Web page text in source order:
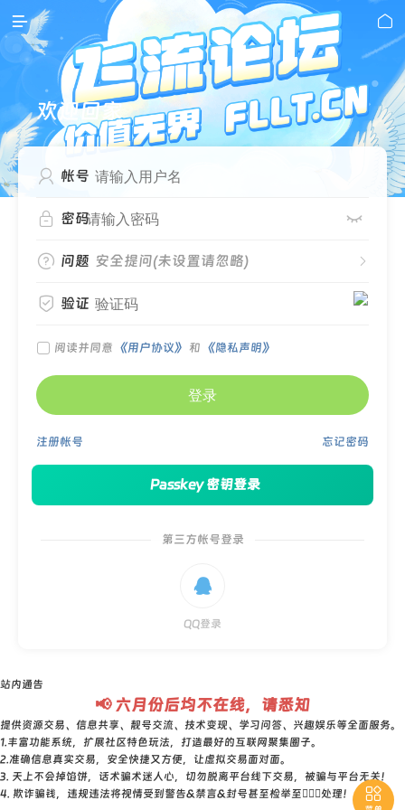
 
欢迎回家
 帐号
 密码 
 问题 
安全提问(未设置请忽略)
 验证
 阅读并同意 《用户协议》 和 《隐私声明》
登录
忘记密码
注册帐号
Passkey 密钥登录
第三方帐号登录

QQ登录

站内通告
📢 六月份后均不在线，请悉知
提供资源交易、信息共享、靓号交流、技术变现、学习问答、兴趣娱乐等全面服务。
1.丰富功能系统，扩展社区特色玩法，打造最好的互联网聚集圈子。
2.准确信息真实交易，安全快捷又方便，让虚拟交易面对面。
3. 天上不会掉馅饼，话术骗术迷人心，切勿脱离平台线下交易，被骗与平台无关！
4. 欺诈骗钱，违规违法将视情受到警告&禁言&封号甚至检举至👮🏻‍♀️处理！